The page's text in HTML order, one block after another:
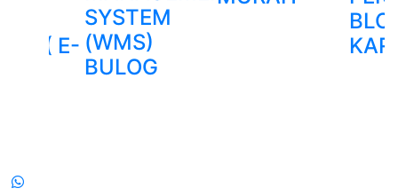
( E-
SYSTEM
(WMS)
BULOG